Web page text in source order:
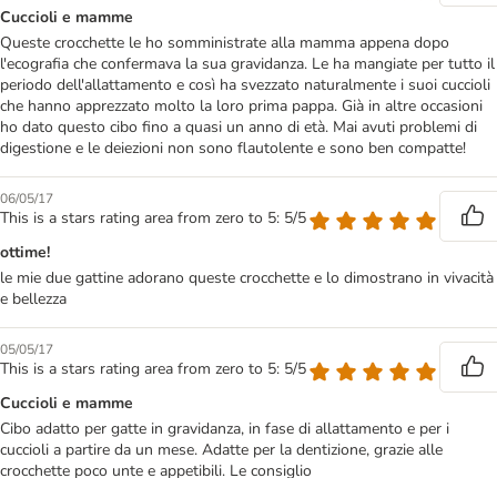
Cuccioli e mamme
Queste crocchette le ho somministrate alla mamma appena dopo
l'ecografia che confermava la sua gravidanza. Le ha mangiate per tutto il
periodo dell'allattamento e così ha svezzato naturalmente i suoi cuccioli
che hanno apprezzato molto la loro prima pappa. Già in altre occasioni
ho dato questo cibo fino a quasi un anno di età. Mai avuti problemi di
digestione e le deiezioni non sono flautolente e sono ben compatte!
06/05/17
This is a stars rating area from zero to 5: 5/5
ottime!
le mie due gattine adorano queste crocchette e lo dimostrano in vivacità
e bellezza
05/05/17
This is a stars rating area from zero to 5: 5/5
Cuccioli e mamme
Cibo adatto per gatte in gravidanza, in fase di allattamento e per i
cuccioli a partire da un mese. Adatte per la dentizione, grazie alle
crocchette poco unte e appetibili. Le consiglio